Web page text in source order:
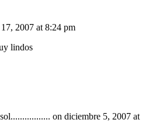
2007 at 8:24 pm
lindos
on diciembre 5, 2007 at